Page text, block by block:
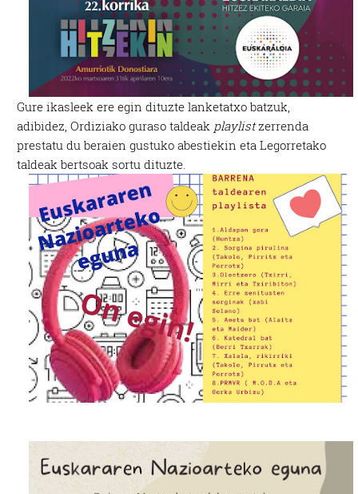
Gure ikasleek ere egin dituzte lanketatxo batzuk,
adibidez, Ordiziako guraso taldeak playlistzerrenda
prestatu du beraien gustuko abestiekin eta Legorretako
taldeak bertsoak sortu dituzte.